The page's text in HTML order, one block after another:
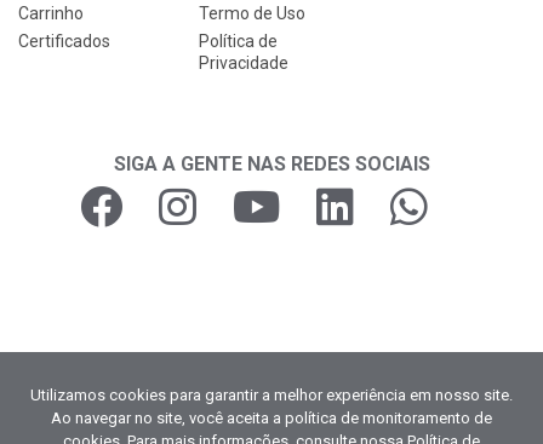
Carrinho
Certificados
Termo de Uso
Política de
Privacidade
SIGA A GENTE NAS REDES SOCIAIS
Copyright © 2026
Curso do Mecânico
Utilizamos cookies para garantir a melhor experiência em nosso site.
Ao navegar no site, você aceita a política de monitoramento de